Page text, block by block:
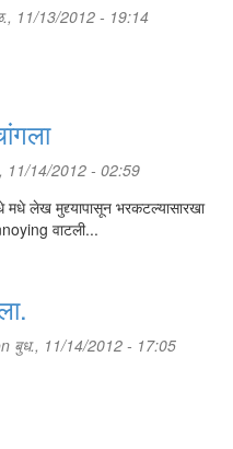
11/13/2012 - 19:14
11/14/2012 - 02:59
लेख मुद्द्यापासून भरकटल्यासारखा
वाटली...
बुध., 11/14/2012 - 17:05